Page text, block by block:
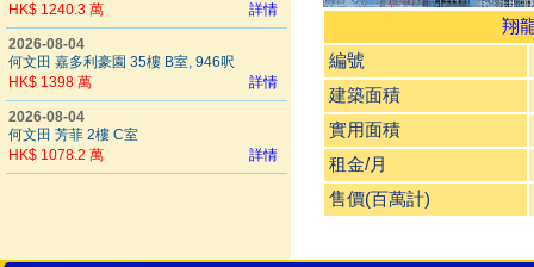
HK$ 1240.3 萬
詳情
2026-08-04
何文田 嘉多利豪園 35樓 B室, 946呎
HK$ 1398 萬
詳情
2026-08-04
何文田 芳菲 2樓 C室
HK$ 1078.2 萬
詳情
翔
編號
建築面積
實用面積
租金/月
售價(百萬計)